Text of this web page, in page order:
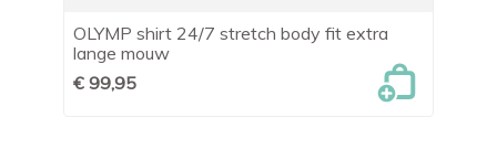
OLYMP shirt 24/7 stretch body fit extra
lange mouw
€ 99,95